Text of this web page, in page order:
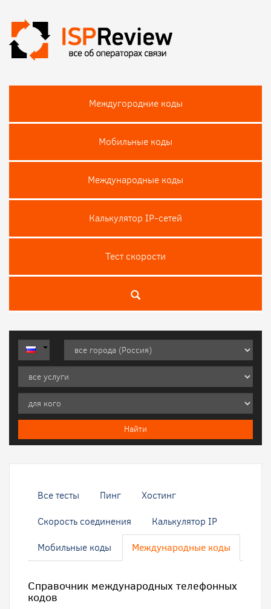
Междугородние коды
Мобильные коды
Международные коды
Калькулятор IP-сетей
Тест скороcти
Все тесты Пинг Хостинг
Скорость соединения Калькулятор IP
Мобильные коды Международные коды
Справочник международных телефонных
кодов